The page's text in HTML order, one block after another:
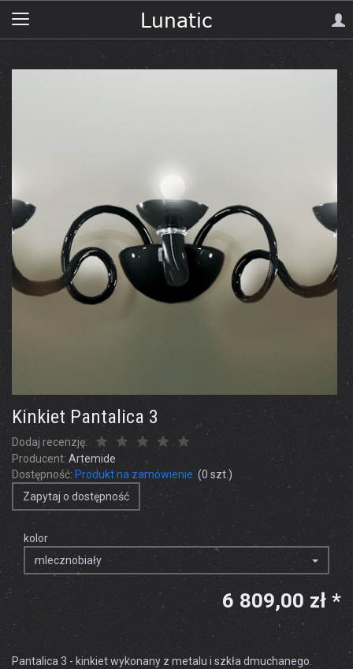
Kinkiet Pantalica 3
Dodaj recenzję:
Producent: Artemide
Dostępność: Produkt na zamówienie (0 szt.)
Zapytaj o dostępność
kolor
mlecznobiały
6 809,00 zł *
Pantalica 3 - kinkiet wykonany z metalu i szkła dmuchanego.